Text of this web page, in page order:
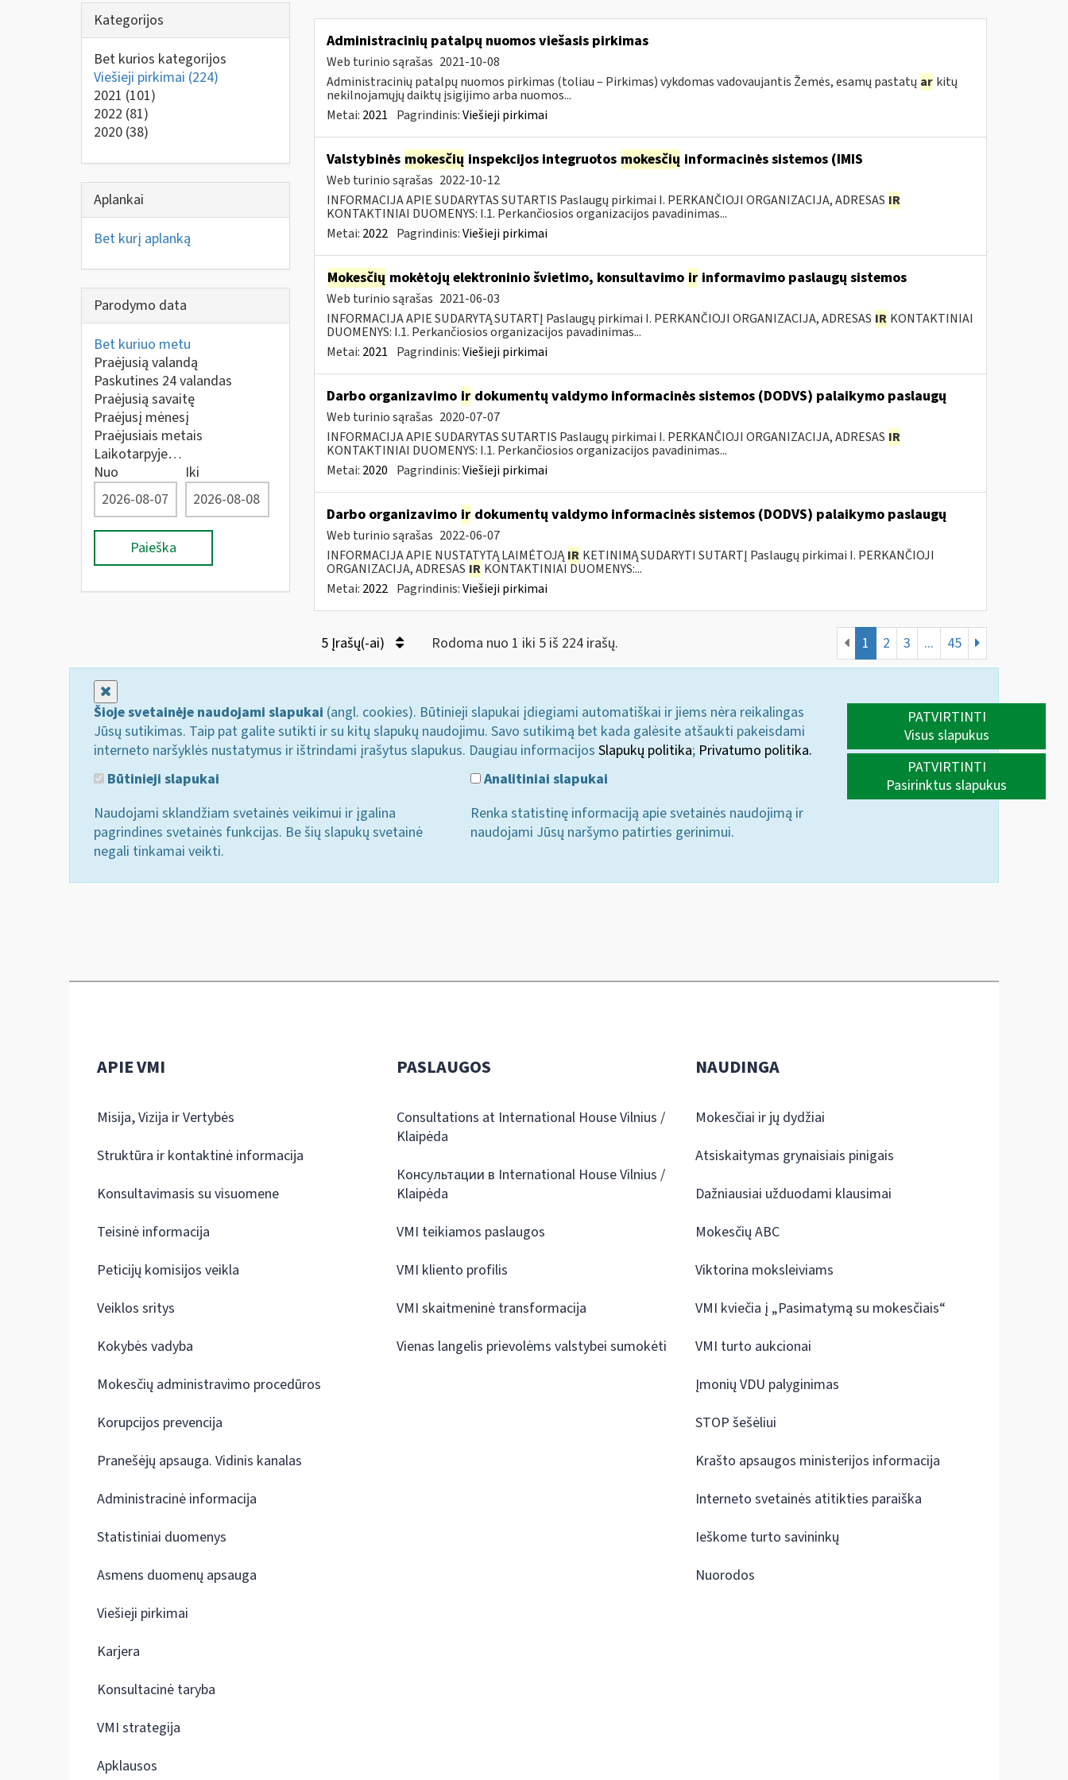
Kategorijos
Bet kurios kategorijos
Viešieji pirkimai (224)
2021 (101)
2022 (81)
2020 (38)
Aplankai
Bet kurį aplanką
Parodymo data
Bet kuriuo metu
Praėjusią valandą
Paskutines 24 valandas
Praėjusią savaitę
Praėjusį mėnesį
Praėjusiais metais
Laikotarpyje…
Nuo
Iki
Paieška
Administracinių patalpų nuomos viešasis pirkimas
Web turinio sąrašas 2021-10-08
Administracinių patalpų nuomos pirkimas (toliau – Pirkimas) vykdomas vadovaujantis Žemės, esamų pastatų ar kitų
nekilnojamųjų daiktų įsigijimo arba nuomos...
Metai: 2021 Pagrindinis:Viešieji pirkimai
Valstybinės mokesčių inspekcijos integruotos mokesčių informacinės sistemos (IMIS
Web turinio sąrašas 2022-10-12
INFORMACIJA APIE SUDARYTAS SUTARTIS Paslaugų pirkimai I. PERKANČIOJI ORGANIZACIJA, ADRESAS IR
KONTAKTINIAI DUOMENYS: I.1. Perkančiosios organizacijos pavadinimas...
Metai: 2022 Pagrindinis:Viešieji pirkimai
Mokesčių mokėtojų elektroninio švietimo, konsultavimo irinformavimo paslaugų sistemos
Web turinio sąrašas 2021-06-03
INFORMACIJA APIE SUDARYTĄ SUTARTĮ Paslaugų pirkimai I. PERKANČIOJI ORGANIZACIJA, ADRESAS IR KONTAKTINIAI
DUOMENYS: I.1. Perkančiosios organizacijos pavadinimas...
Metai: 2021 Pagrindinis:Viešieji pirkimai
Darbo organizavimo irdokumentų valdymo informacinės sistemos (DODVS) palaikymo paslaugų
Web turinio sąrašas 2020-07-07
INFORMACIJA APIE SUDARYTAS SUTARTIS Paslaugų pirkimai I. PERKANČIOJI ORGANIZACIJA, ADRESAS IR
KONTAKTINIAI DUOMENYS: I.1. Perkančiosios organizacijos pavadinimas...
Metai: 2020 Pagrindinis:Viešieji pirkimai
Darbo organizavimo irdokumentų valdymo informacinės sistemos (DODVS) palaikymo paslaugų
Web turinio sąrašas 2022-06-07
INFORMACIJA APIE NUSTATYTĄ LAIMĖTOJĄIR KETINIMĄ SUDARYTI SUTARTĮ Paslaugų pirkimai I. PERKANČIOJI
ORGANIZACIJA, ADRESAS IR KONTAKTINIAI DUOMENYS:...
Metai: 2022 Pagrindinis:Viešieji pirkimai
5 Įrašų(-ai) Rodoma nuo 1 iki 5 iš 224 irašų. 1 2 3 ... 45
Šioje svetainėje naudojami slapukai (angl. cookies). Būtinieji slapukai įdiegiami automatiškai ir jiems nėra reikalingas
Jūsų sutikimas. Taip pat galite sutikti ir su kitų slapukų naudojimu. Savo sutikimą bet kada galėsite atšaukti pakeisdami
interneto naršyklės nustatymus ir ištrindami įrašytus slapukus. Daugiau informacijos Slapukų politika; Privatumo politika.
Būtinieji slapukai
Naudojami sklandžiam svetainės veikimui ir įgalina
pagrindines svetainės funkcijas. Be šių slapukų svetainė
negali tinkamai veikti.
Analitiniai slapukai
Renka statistinę informaciją apie svetainės naudojimą ir
naudojami Jūsų naršymo patirties gerinimui.
PATVIRTINTI
Visus slapukus
PATVIRTINTI
Pasirinktus slapukus
APIE VMI
Misija, Vizija ir Vertybės
Struktūra ir kontaktinė informacija
Konsultavimasis su visuomene
Teisinė informacija
Peticijų komisijos veikla
Veiklos sritys
Kokybės vadyba
Mokesčių administravimo procedūros
Korupcijos prevencija
Pranešėjų apsauga. Vidinis kanalas
Administracinė informacija
Statistiniai duomenys
Asmens duomenų apsauga
Viešieji pirkimai
Karjera
Konsultacinė taryba
VMI strategija
Apklausos
PASLAUGOS
Consultations at International House Vilnius /
Klaipėda
Консультации в International House Vilnius /
Klaipėda
VMI teikiamos paslaugos
VMI kliento profilis
VMI skaitmeninė transformacija
Vienas langelis prievolėms valstybei sumokėti
NAUDINGA
Mokesčiai ir jų dydžiai
Atsiskaitymas grynaisiais pinigais
Dažniausiai užduodami klausimai
Mokesčių ABC
Viktorina moksleiviams
VMI kviečia į „Pasimatymą su mokesčiais“
VMI turto aukcionai
Įmonių VDU palyginimas
STOP šešėliui
Krašto apsaugos ministerijos informacija
Interneto svetainės atitikties paraiška
Ieškome turto savininkų
Nuorodos